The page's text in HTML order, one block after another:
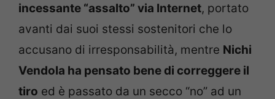
incessante “assalto” via Internet, portato
avanti dai suoi stessi sostenitori che lo
accusano di irresponsabilità, mentre Nichi
Vendola ha pensato bene di correggere il
tiro ed è passato da un secco “no” ad un